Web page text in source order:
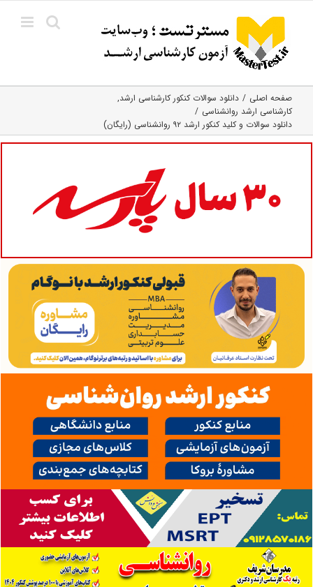
content
صفحه اصلی
دانلود سوالات کنکور کارشناسی ارشد
کارشناسی ارشد روانشناسی
دانلود سوالات و کلید کنکور ارشد ۹۲ روانشناسی (رایگان)